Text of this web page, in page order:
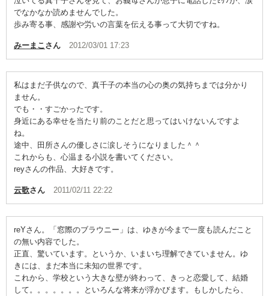
でなかなか読めませんでした。
歩み寄る事、感謝や労いの言葉を伝える事って大切ですね。
みーまこ さん 2012/03/01 17:23
私はまだ子供なので、真千子の本当の心の奥の気持ちまでは分かり
ません。
でも・・すごかったです。
身近にある幸せを当たり前のことだと思ってはいけないんですよ
ね。
途中、田所さんの優しさに涙しそうになりました＾＾
これからも、心温まる小説を書いてください。
reyさんの作品、大好きです。
云歌さん 2011/02/11 22:22
reYさん。「窓際のブラウニー」は、ゆきが今まで一度も読んだこと
の無い内容でした。
正直、驚いています。というか、いまいち理解できていません。ゆ
きには、まだ本当に未知の世界です。
これから、学校という大きな壁が終わって、きっと恋愛して、結婚
して。。。。。。。といろんな将来が浮かびます。もしかしたら、